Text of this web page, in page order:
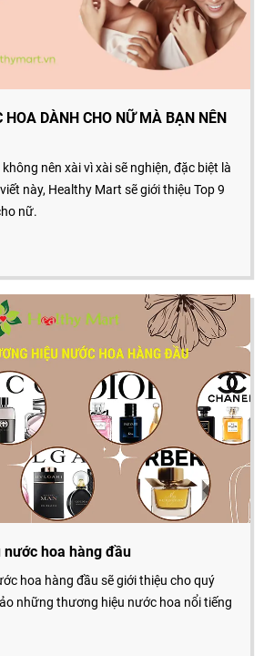
DÀNH CHO NỮ MÀ BẠN NÊN
nên xài vì xài sẽ nghiện, đặc biệt là
này, Healthy Mart sẽ giới thiệu Top 9
nữ.
nước hoa hàng đầu
hoa hàng đầu sẽ giới thiệu cho quý
những thương hiệu nước hoa nổi tiếng